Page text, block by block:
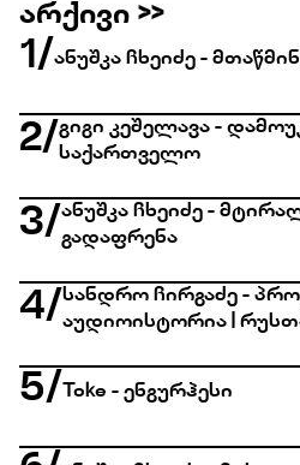
არქივი >>
1/ანუშკა ჩხეიძე -
2/გიგი კეშელავა -
საქართველო
3/ანუშკა ჩხეიძე -
გადაფრენა
4/სანდრო ჩირგაძე -
აუდიოისტორია |
5/ Toke - ენგურჰესი